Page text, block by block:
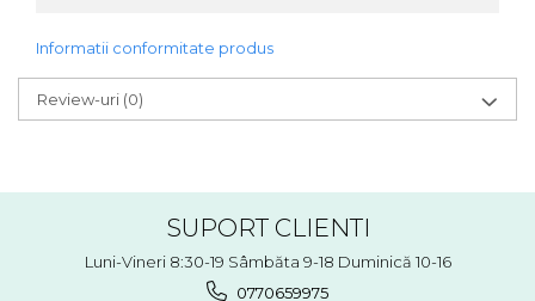
Informatii conformitate produs
Review-uri (0)
SUPORT CLIENTI
Luni-Vineri 8:30-19 Sâmbăta 9-18 Duminică 10-16
0770659975